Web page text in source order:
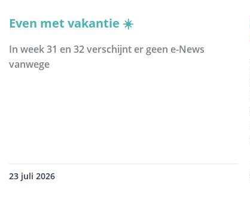
Even met vakantie ☀️
In week 31 en 32 verschijnt er geen e-News
vanwege
23 juli 2026